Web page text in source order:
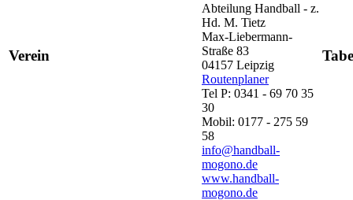
Verein
Abteilung Handball - z.
Hd. M. Tietz
Max-Liebermann-
Straße 83
04157 Leipzig
Routenplaner
Tel P: 0341 - 69 70 35
30
Mobil: 0177 - 275 59
58
info@handball-
mogono.de
www.handball-
mogono.de